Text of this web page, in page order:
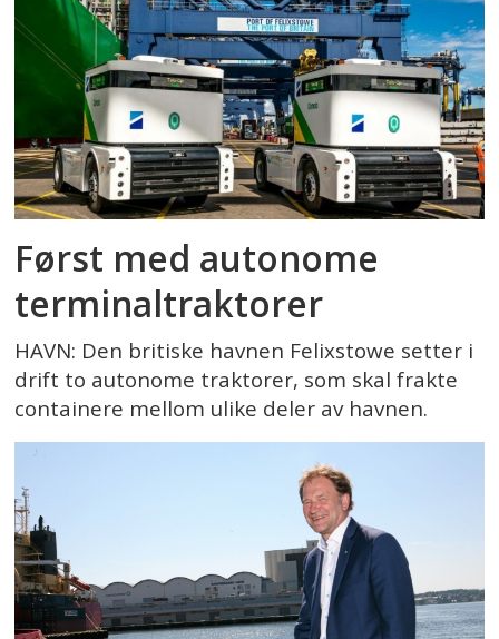
Først med autonome
terminaltraktorer
HAVN: Den britiske havnen Felixstowe setter i
drift to autonome traktorer, som skal frakte
containere mellom ulike deler av havnen.